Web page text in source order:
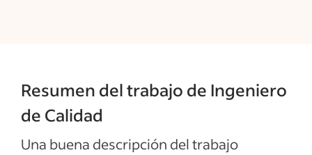
Resumen del trabajo de Ingeniero
de Calidad
Una buena descripción del trabajo